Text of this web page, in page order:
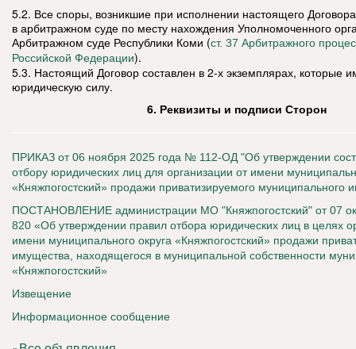
5.2. Все споры, возникшие при исполнении настоящего
в арбитражном суде по месту нахождения Уполномоченного
Арбитражном суде Республики Коми (ст. 37 Арбитражного
Российской Федерации).
5.3. Настоящий Договор составлен в 2-х экземплярах, которые
юридическую силу.
6. Реквизиты и подписи Сторон
ПРИКАЗ от 06 ноября 2025 года № 112-ОД "Об утверждении
отбору юридических лиц для организации от имени
«Княжпогостский» продажи приватизируемого муниципального
ПОСТАНОВЛЕНИЕ администрации МО "Княжпогостский" от 07
820 «Об утверждении правил отбора юридических лиц в целях
имени муниципального округа «Княжпогостский» продажи
имущества, находящегося в муниципальной собственности
«Княжпогостский»
Извещение
Информационное сообщение